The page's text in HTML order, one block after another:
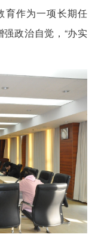
育作为一项长期任
强政治自觉，“办实